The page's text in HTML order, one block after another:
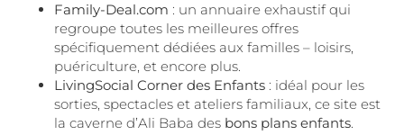
Family-Deal.com : un annuaire exhaustif qui
regroupe toutes les meilleures offres
spécifiquement dédiées aux familles – loisirs,
puériculture, et encore plus.
LivingSocial Corner des Enfants : idéal pour les
sorties, spectacles et ateliers familiaux, ce site est
la caverne d’Ali Baba des bons plans enfants.